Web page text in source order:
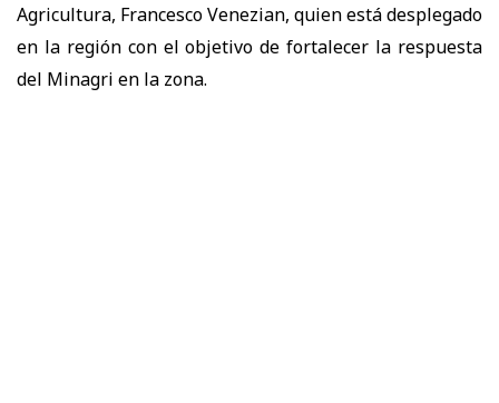
Agricultura, Francesco Venezian, quien está desplegado
en la región con el objetivo de fortalecer la respuesta
del Minagri en la zona.